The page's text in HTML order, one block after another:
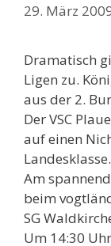
29. März
Dramatisch
Ligen zu.
aus der 2.
Der VSC
auf einen
Landesklasse.
Am
beim
SG
Um 14:30